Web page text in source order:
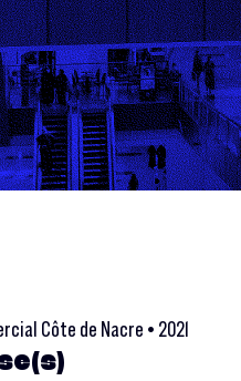
Côte de Nacre • 2021